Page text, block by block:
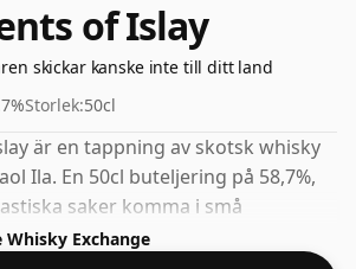
of Islay
skickar kanske inte till ditt land
Storlek:50cl
är en tappning av skotsk whisky
Ila. En 50cl buteljering på 58,7%,
saker komma i små
Whisky Exchange